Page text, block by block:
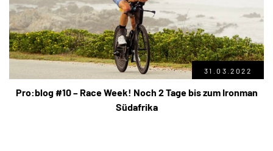
31.03.2022
Pro:blog #10 – Race Week! Noch 2 Tage bis zum Ironman
Südafrika